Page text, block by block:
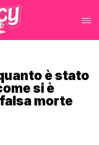
è stato
si è
morte